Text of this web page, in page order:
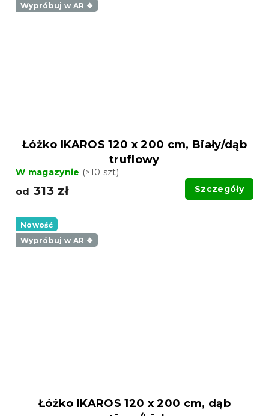
Wypróbuj w AR ❖
Łóżko IKAROS 120 x 200 cm, Biały/dąb
truflowy
W magazynie (>10 szt)
od 313 zł Szczegóły
Nowość
Wypróbuj w AR ❖
Łóżko IKAROS 120 x 200 cm, dąb